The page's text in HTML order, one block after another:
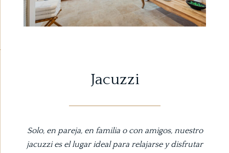
Jacuzzi
Solo, en pareja, en familia o con amigos, nuestro
jacuzzi es el lugar ideal para relajarse y disfrutar